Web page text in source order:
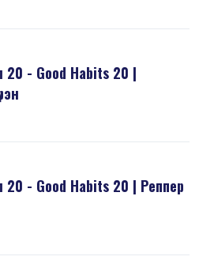
- Good Habits 20 |
- Good Habits 20 | Реппер